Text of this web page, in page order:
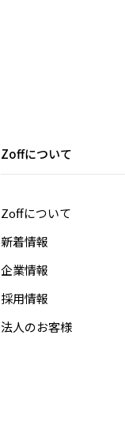
Zoffについて
Zoffについて
新着情報
企業情報
採用情報
法人のお客様